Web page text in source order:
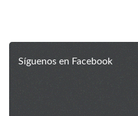
Síguenos en Facebook